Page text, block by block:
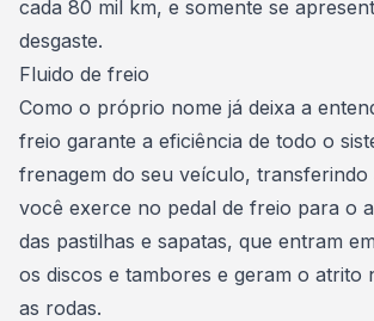
cada 80 mil km, e somente se
desgaste.
Fluido de freio
Como o próprio nome já deixa a
freio garante a eficiência de todo o
frenagem do seu veículo, transferindo
você exerce no pedal de freio para o
das pastilhas e sapatas, que entram
os discos e tambores e geram o atrito
as rodas.